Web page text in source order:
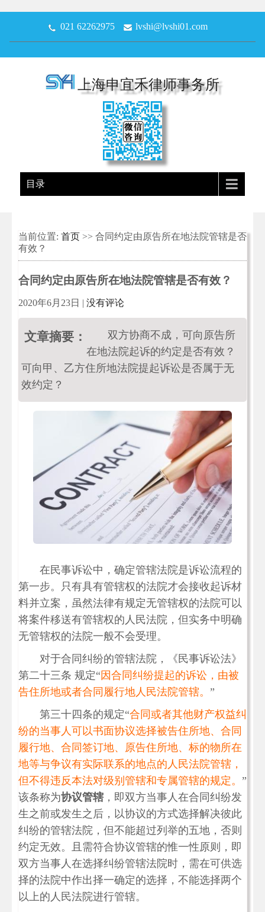
021 62262975 lvshi@lvshi01.com
上海申宜禾律师事务所
目录
当前位置: 首页 >> 合同约定由原告所在地法院管辖是否
有效？
合同约定由原告所在地法院管辖是否有效？
2020年6月23日 | 没有评论
文章摘要：
双方协商不成，可向原告所
在地法院起诉的约定是否有效？
可向甲、乙方住所地法院提起诉讼是否属于无
效约定？
在民事诉讼中，确定管辖法院是诉讼流程的
第一步。只有具有管辖权的法院才会接收起诉材
料并立案，虽然法律有规定无管辖权的法院可以
将案件移送有管辖权的人民法院，但实务中明确
无管辖权的法院一般不会受理。
对于合同纠纷的管辖法院，《民事诉讼法》
第二十三条 规定“因合同纠纷提起的诉讼，由被
告住所地或者合同履行地人民法院管辖。 ”
第三十四条的规定“合同或者其他财产权益纠
纷的当事人可以书面协议选择被告住所地、合同
履行地、合同签订地、原告住所地、标的物所在
地等与争议有实际联系的地点的人民法院管辖，
但不得违反本法对级别管辖和专属管辖的规定。 ”
该条称为协议管辖 ，即双方当事人在合同纠纷发
生之前或发生之后，以协议的方式选择解决彼此
纠纷的管辖法院，但不能超过列举的五地，否则
约定无效。且需符合协议管辖的惟一性原则，即
双方当事人在选择纠纷管辖法院时，需在可供选
择的法院中作出择一确定的选择，不能选择两个
以上的人民法院进行管辖。